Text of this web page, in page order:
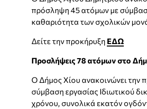
πρόσληψη 45 ατόμων με
καθαριότητα των σχολικών
Δείτε την προκήρυξη ΕΔΩ
Προσλήψεις 78 ατόμων στο
Ο Δήμος Χίου ανακοινώνει την
σύμβαση εργασίας Ιδιωτικού
χρόνου, συνολικά εκατόν